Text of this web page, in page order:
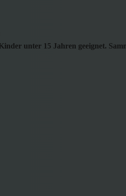
unter 15 Jahren geeignet.